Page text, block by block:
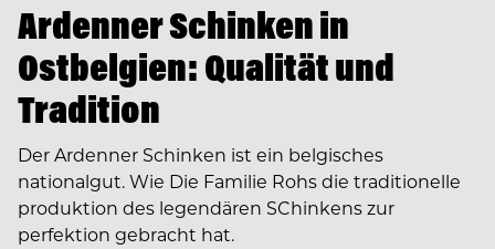
Ardenner Schinken in
Ostbelgien: Qualität und
Tradition
Der Ardenner Schinken ist ein belgisches
nationalgut. Wie Die Familie Rohs die traditionelle
produktion des legendären SChinkens zur
perfektion gebracht hat.